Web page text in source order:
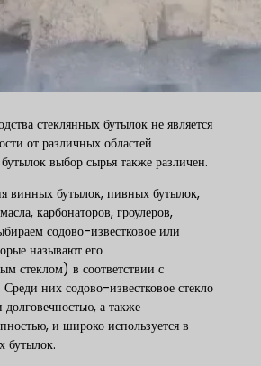
стеклянных бутылок не является
от различных областей
выбор сырья также различен.
винных бутылок, пивных бутылок,
карбонаторов, гроулеров,
содово-известковое или
называют его
стеклом) в соответствии с
них содово-известковое стекло
а также
и широко используется в
бутылок.